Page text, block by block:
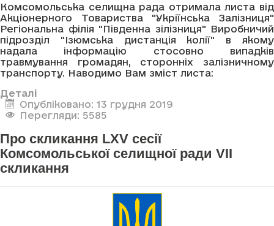
Комсомольська селищна рада отримала листа від
Акціонерного Товариства "Укріїнська Залізниця"
Регіональна філія "Південна зілізниця" Виробничий
підрозділ "Ізюмська дистанція колії" в якому
надала інформацію стосовно випадків
травмування громадян, сторонніх залізничному
транспорту. Наводимо Вам зміст листа:
Деталі
Опубліковано: 13 грудня 2019
Перегляди: 5585
Про скликання LXV сесії
Комсомольської селищної ради VII
скликання